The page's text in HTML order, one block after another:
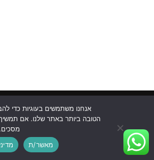
האתר נבנה על ידיחלב ודבש בניית אתרים
כל הזכויות שמורות לנוה צוף חלמיש 2021
אנחנו משתמשים בעוגיות כדי
הטובה ביותר באתר שלנו. אם
מסכים.
מאשר/ת